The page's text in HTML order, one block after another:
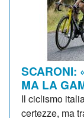
SCARONI:
MA LA
Il ciclismo
certezze, ma